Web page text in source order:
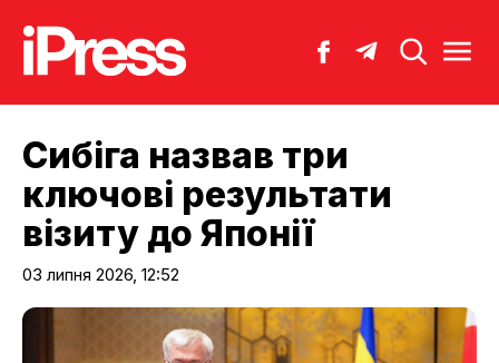
Сибіга назвав три
ключові результати
візиту до Японії
03 липня 2026, 12:52